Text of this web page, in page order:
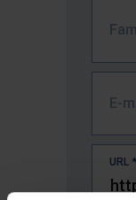
E-
URL *